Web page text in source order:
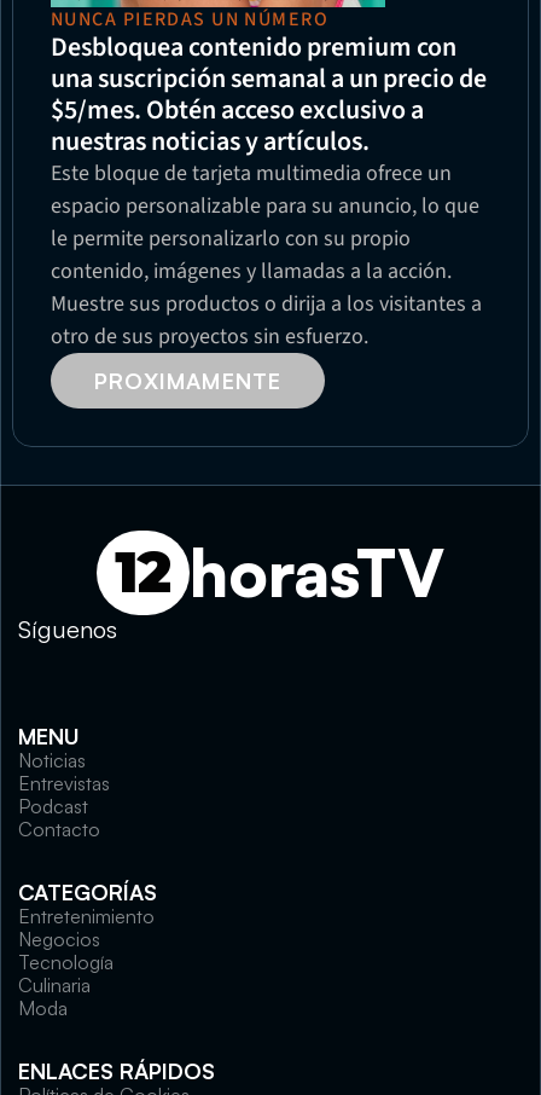
NUNCA PIERDAS UN NÚMERO
Desbloquea contenido premium con
una suscripción semanal a un precio de
$5/mes. Obtén acceso exclusivo a
nuestras noticias y artículos.
Este bloque de tarjeta multimedia ofrece un
espacio personalizable para su anuncio, lo que
le permite personalizarlo con su propio
contenido, imágenes y llamadas a la acción.
Muestre sus productos o dirija a los visitantes a
otro de sus proyectos sin esfuerzo.
PROXIMAMENTE
12 horasTV
Síguenos
MENU
Noticias
Entrevistas
Podcast
Contacto
CATEGORÍAS
Entretenimiento
Negocios
Tecnología
Culinaria
Moda
ENLACES RÁPIDOS